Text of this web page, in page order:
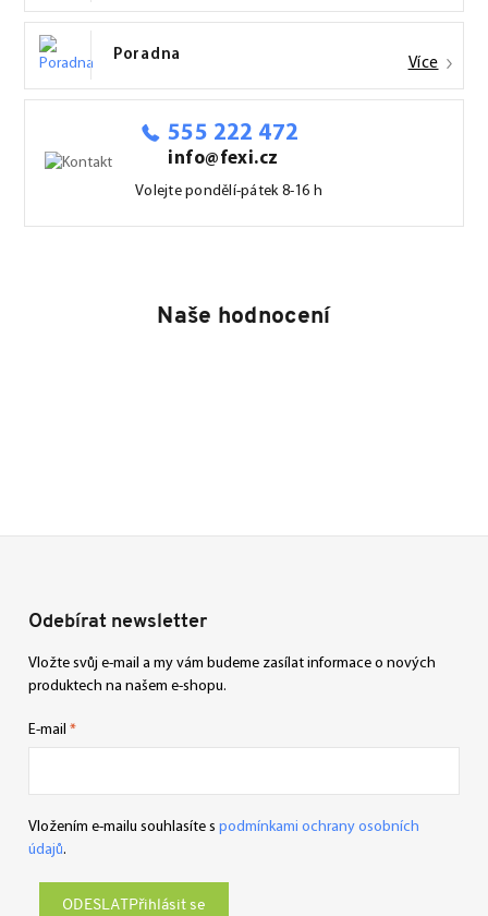
Poradna Více
555 222 472
info@fexi.cz
Volejte pondělí-pátek 8-16 h
Naše hodnocení
Odebírat newsletter
Vložte svůj e-mail a my vám budeme zasílat informace o nových
produktech na našem e-shopu.
E-mail
Vložením e-mailu souhlasíte s podmínkami ochrany osobních
údajů.
Přihlásit se